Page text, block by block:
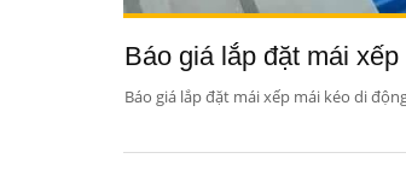
Báo giá lắp đặt mái
Báo giá lắp đặt mái xếp mái kéo di